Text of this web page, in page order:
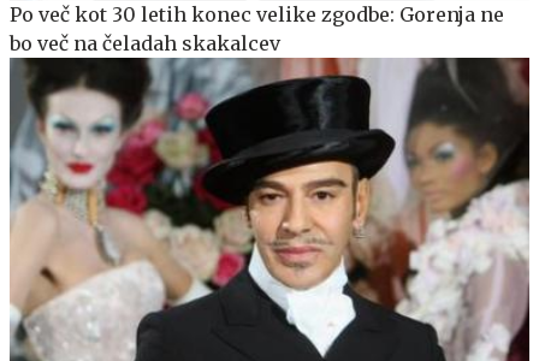
Po več kot 30 letih konec velike zgodbe: Gorenja ne
bo več na čeladah skakalcev